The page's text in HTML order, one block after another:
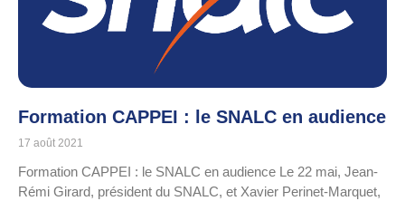
Formation CAPPEI : le SNALC en audience
17 août 2021
Formation CAPPEI : le SNALC en audience Le 22 mai, Jean-
Rémi Girard, président du SNALC, et Xavier Perinet-Marquet,